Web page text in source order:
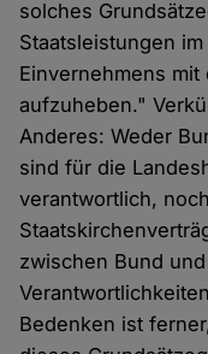
solches
Staatsleistungen
Einvernehmens
aufzuheben."
Anderes: Weder
sind für die
verantwortlich,
zwischen Bund
Bedenken ist